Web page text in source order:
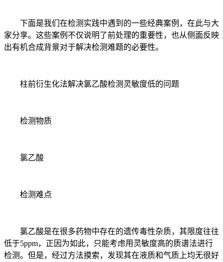
下面是我们在检测实践中遇到的一些经典案例，在此与大
家分享。这些案例不仅说明了前处理的重要性，也从侧面反映
出有机合成背景对于解决检测难题的必要性。
柱前衍生化法解决氯乙酸检测灵敏度低的问题
检测物质
氯乙酸
检测难点
氯乙酸是在很多药物中存在的遗传毒性杂质，其限度往往
低于5ppm，正因为如此，只能考虑用灵敏度高的质谱法进行
检测。但是，经过方法摸索，发现其在液质和气质上均无很好